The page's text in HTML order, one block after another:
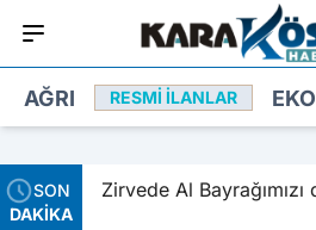
AĞRI RESMI İLANLAR
SON
DAKİKA
Zirvede Al Bayrağımızı